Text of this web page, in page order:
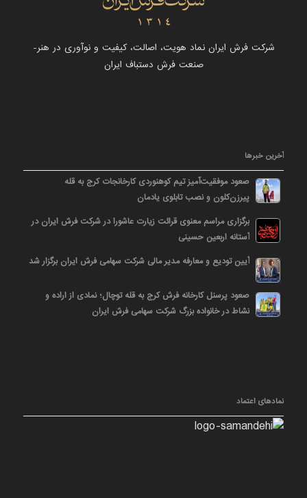
شرکت فرش ایران نماد هویت، اصالت، کیفیت و نوآوری در هنر-
صنعت فرش دستباف ایران
آخرین خبرها
صعود موفقیت‌آمیز تیم کوهنوردی کارخانجات کرج به قله
پیرزن‌کلون و نصب تابلوی یادمان
برگزاری مراسم معنوی قرائت زیارت عاشورا در شرکت فرش ایران در
آستانه اربعین حسینی
آیین تودیع و معارفه مدیر مالی شرکت سهامی فرش ایران برگزار شد
صعود پرسنل کارخانه فرش کرج به قله توچال؛ نمادی از اراده و
نشاط در خانواده بزرگ شرکت سهامی فرش ایران
نمادهای اعتماد